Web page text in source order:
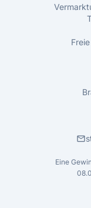
mail
Eine